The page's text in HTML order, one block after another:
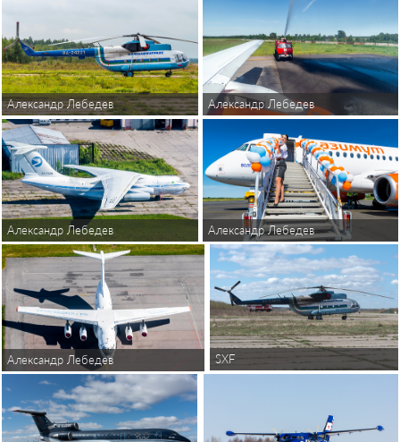
Александр Лебедев Александр Лебедев
Александр Лебедев Александр Лебедев
Александр Лебедев SXF